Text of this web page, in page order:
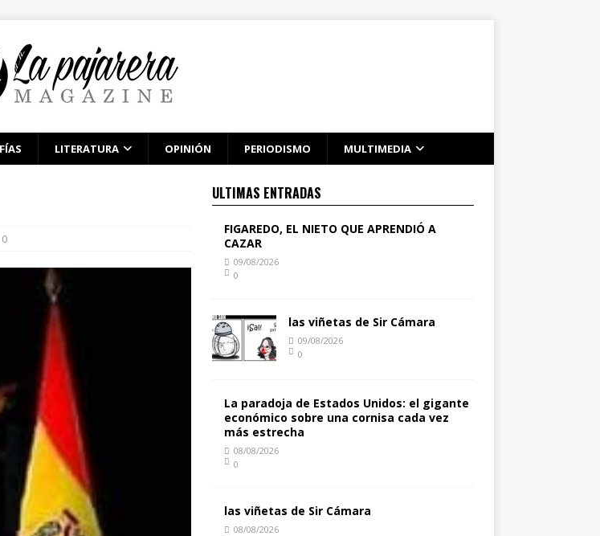
LITERATURA OPINIÓN PERIODISMO MULTIMEDIA
0
ULTIMAS ENTRADAS
FIGAREDO, EL NIETO QUE APRENDIÓ A
CAZAR
09/08/2026
0
las viñetas de Sir Cámara
09/08/2026
0
La paradoja de Estados Unidos: el gigante
económico sobre una cornisa cada vez
más estrecha
08/08/2026
0
las viñetas de Sir Cámara
08/08/2026